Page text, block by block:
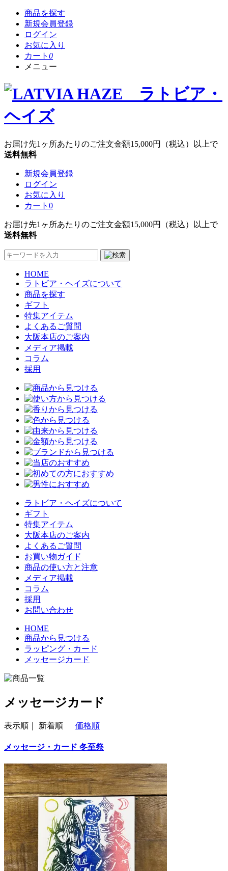
商品を探す
新規会員登録
ログイン
お気に入り
カート 0
メニュー
お届け先1ヶ所あたりのご注文金額15,000円
（税込）以上で
送料無料
新規会員登録
ログイン
お気に入り
カート 0
お届け先1ヶ所あたりのご注文金額15,000円
（税込）以上で
送料無料
HOME
ラトビア・ヘイズについて
商品を探す
ギフト
特集アイテム
よくあるご質問
大阪本店のご案内
メディア掲載
コラム
採用
ラトビア・ヘイズについて
ギフト
特集アイテム
大阪本店のご案内
よくあるご質問
お買い物ガイド
商品の使い方と注意
メディア掲載
コラム
採用
お問い合わせ
HOME
商品から見つける
ラッピング・カード
メッセージカード
メッセージカード
表示順｜ 新着順 価格順
メッセージ・カード 冬至祭